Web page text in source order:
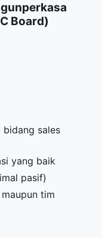
Board)
bidang sales
yang baik
pasif)
tim